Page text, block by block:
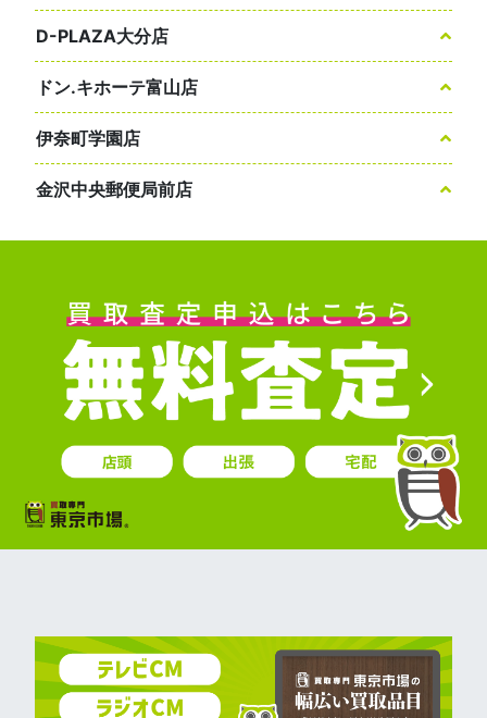
D-PLAZA大分店
ドン.キホーテ富山店
伊奈町学園店
金沢中央郵便局前店